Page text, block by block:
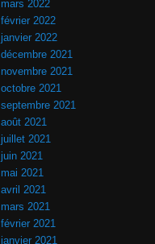
mars 2022
février 2022
janvier 2022
décembre 2021
novembre 2021
octobre 2021
septembre 2021
août 2021
juillet 2021
juin 2021
mai 2021
avril 2021
mars 2021
février 2021
janvier 2021